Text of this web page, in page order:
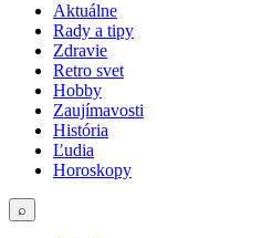
Aktuálne
Rady a tipy
Zdravie
Retro svet
Hobby
Zaujímavosti
História
Ľudia
Horoskopy
⌕